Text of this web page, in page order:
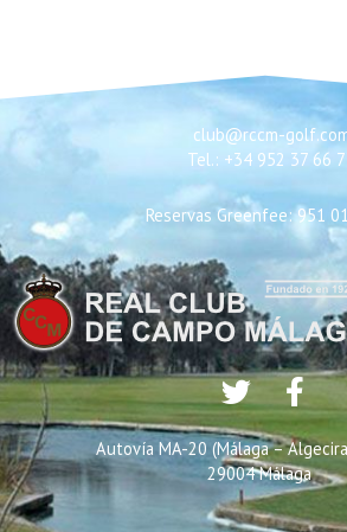
club@rccm-
Tel.: +34 952 37 66
Reservas Greenfee: 951
Autovía MA-20 (Málaga –
29004 Málaga